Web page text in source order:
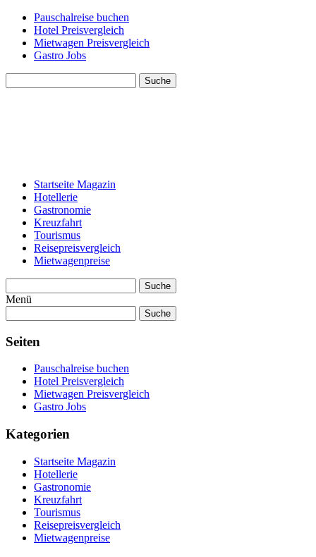
Pauschalreise buchen
Hotel Preisvergleich
Mietwagen Preisvergleich
Gastro Jobs
Suche
Startseite Magazin
Hotellerie
Gastronomie
Kreuzfahrt
Tourismus
Reisepreisvergleich
Mietwagenpreise
Suche
Menü
Suche
Seiten
Pauschalreise buchen
Hotel Preisvergleich
Mietwagen Preisvergleich
Gastro Jobs
Kategorien
Startseite Magazin
Hotellerie
Gastronomie
Kreuzfahrt
Tourismus
Reisepreisvergleich
Mietwagenpreise